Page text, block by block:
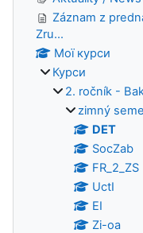
Záznam z
Zru...
Мої курси
Курси
2. ročník -
zimný
DET
SocZab
FR_2_ZS
UctI
EI
Zi-oa